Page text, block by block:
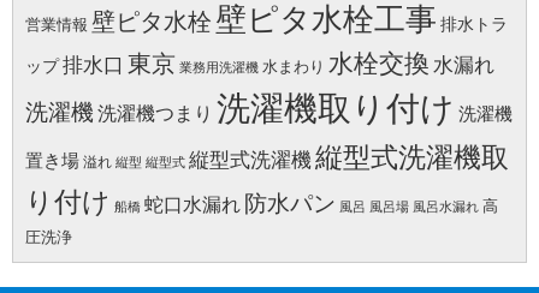
営業情報 壁ピタ水栓 壁ピタ水栓工事 排水トラ
ップ排水口 東京 業務用洗濯機 水まわり 水栓交換 水漏れ
洗濯機 洗濯機つまり 洗濯機取り付け 洗濯機
置き場 溢れ 縦型 縦型式 縦型式洗濯機縦型式洗濯機取
り付け 船橋 蛇口水漏れ 防水パン 風呂 風呂場 風呂水漏れ 高
圧洗浄